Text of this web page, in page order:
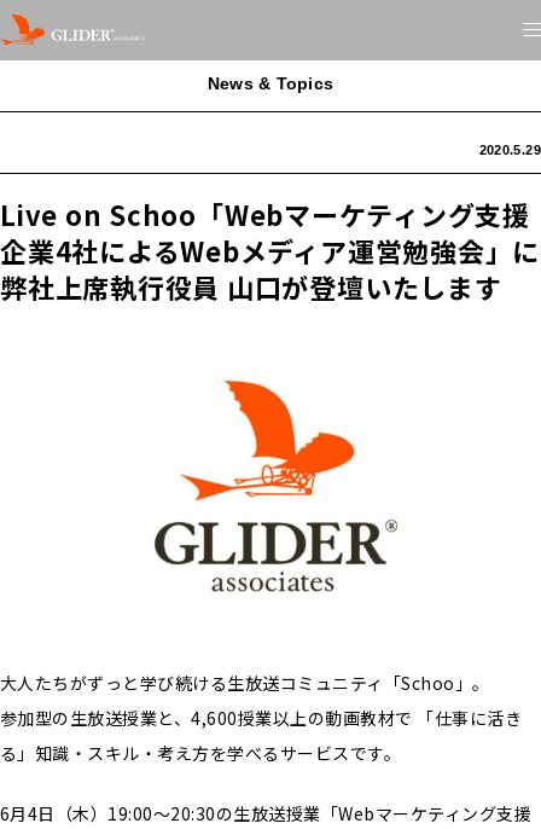
News & Topics
2020.5.29
Live on Schoo「Webマーケティング支援
企業4社によるWebメディア運営勉強会」に
弊社上席執行役員 山口が登壇いたします
大人たちがずっと学び続ける生放送コミュニティ「Schoo」。
参加型の生放送授業と、4,600授業以上の動画教材で 「仕事に活き
る」知識・スキル・考え方を学べるサービスです。
6月4日（木）19:00〜20:30の生放送授業「Webマーケティング支援